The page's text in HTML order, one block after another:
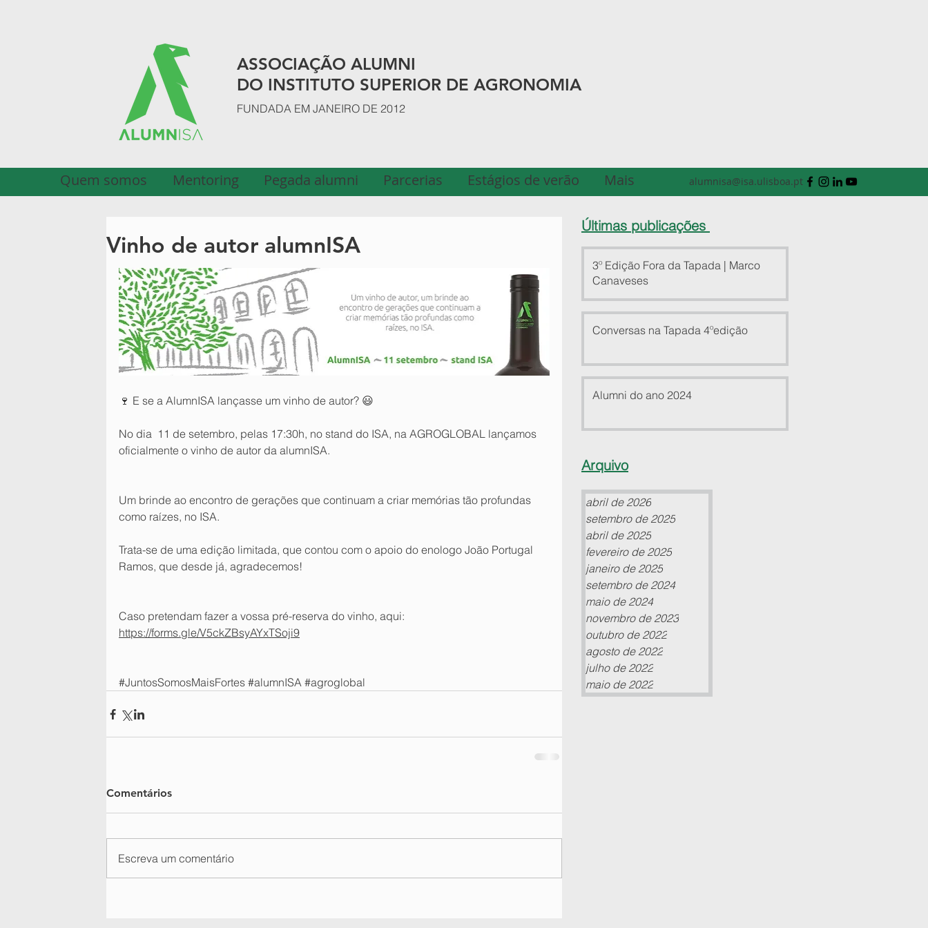
ASSOCIAÇÃO ALUMNI
DO INSTITUTO SUPERIOR DE AGRONOMIA
FUNDADA EM JANEIRO DE 2012
Quem somos Mentoring Pegada alumni Parcerias Estágios de verão Mais alumnisa@isa.ulisboa.pt
Últimas publicações
3º Edição Fora da Tapada | Marco
Canaveses
Conversas na Tapada 4ºedição
Alumni do ano 2024
Arquivo
abril de 2026
setembro de 2025
abril de 2025
fevereiro de 2025
janeiro de 2025
setembro de 2024
maio de 2024
novembro de 2023
outubro de 2022
agosto de 2022
julho de 2022
maio de 2022
Vinho de autor alumnISA
🍷 E se a AlumnISA lançasse um vinho de autor? 😃
No dia  11 de setembro, pelas 17:30h, no stand do ISA, na AGROGLOBAL lançamos
oficialmente o vinho de autor da alumnISA.
Um brinde ao encontro de gerações que continuam a criar memórias tão profundas
como raízes, no ISA.
Trata-se de uma edição limitada, que contou com o apoio do enologo João Portugal
Ramos, que desde já, agradecemos!
Caso pretendam fazer a vossa pré-reserva do vinho, aqui:
https://forms.gle/V5ckZBsyAYxTSoji9
#JuntosSomosMaisFortes #alumnISA #agroglobal
Comentários
Escreva um comentário